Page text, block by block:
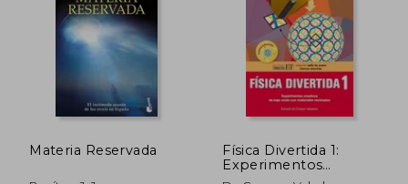
Materia Reservada
Física Divertida 1:
Experimentos
Creativos de Bajo